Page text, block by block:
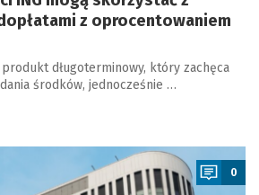
z oprocentowaniem
długoterminowy, który zachęca
środków, jednocześnie …
0